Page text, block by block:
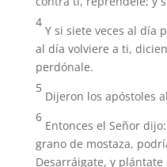
4
Y si siete veces al día
al día volviere a ti,
perdónale.
5
Dijeron los apóstoles
6
Entonces el Señor
grano de mostaza,
Desarráigate, y